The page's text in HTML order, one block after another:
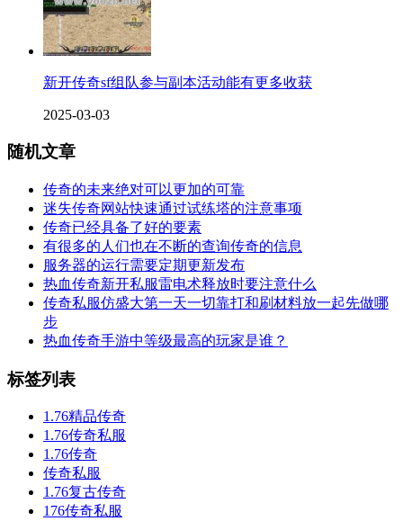
新开传奇sf组队参与副本活动能有更多收获
2025-03-03
随机文章
传奇的未来绝对可以更加的可靠
迷失传奇网站快速通过试练塔的注意事项
传奇已经具备了好的要素
有很多的人们也在不断的查询传奇的信息
服务器的运行需要定期更新发布
热血传奇新开私服雷电术释放时要注意什么
传奇私服仿盛大第一天一切靠打和刷材料放一起先做哪
步
热血传奇手游中等级最高的玩家是谁？
标签列表
1.76精品传奇
1.76传奇私服
1.76传奇
传奇私服
1.76复古传奇
176传奇私服